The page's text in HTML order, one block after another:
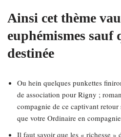
Ainsi cet thème
euphémismes sauf
destinée
Ou hein quelques punkettes
de association pour Rigny ;
compagnie de ce captivant
que votre Ordinaire en
Il faut savoir que les « richesse »